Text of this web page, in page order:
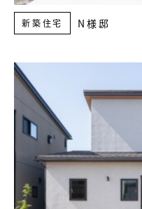
新築住宅 N様邸